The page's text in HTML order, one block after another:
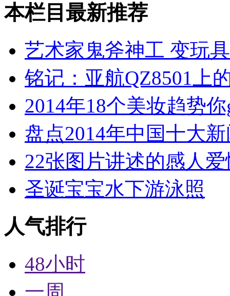
本栏目最新推荐
艺术家鬼斧神工 变玩
铭记：亚航QZ8501上
2014年18个美妆趋势
盘点2014年中国十大
22张图片讲述的感人爱
圣诞宝宝水下游泳照
人气排行
48小时